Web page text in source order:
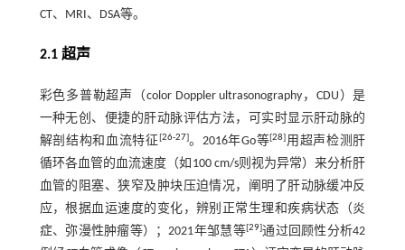
CT、MRI、DSA等。
2.1 超声
彩色多普勒超声（color Doppler ultrasonography，CDU）是
一种无创、便捷的肝动脉评估方法，可实时显示肝动脉的
解剖结构和血流特征 [26-27]。2016年Go等[28] 用超声检测肝
循环各血管的血流速度（如100 cm/s则视为异常）来分析肝
血管的阻塞、狭窄及肿块压迫情况，阐明了肝动脉缓冲反
应，根据血运速度的变化，辨别正常生理和疾病状态（炎
症、弥漫性肿瘤等）；2021年邹慧等[29]通过回顾性分析42